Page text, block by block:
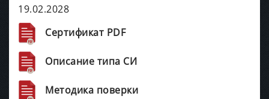
19.02.2028
Сертификат PDF
Описание типа СИ
Методика поверки